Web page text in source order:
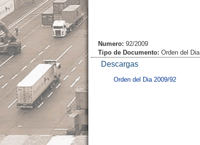
Numero: 92/2009
Tipo de Documento: Orden del Dia
Descargas
Orden del Dia 2009/92